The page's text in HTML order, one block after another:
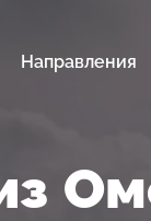
Направления